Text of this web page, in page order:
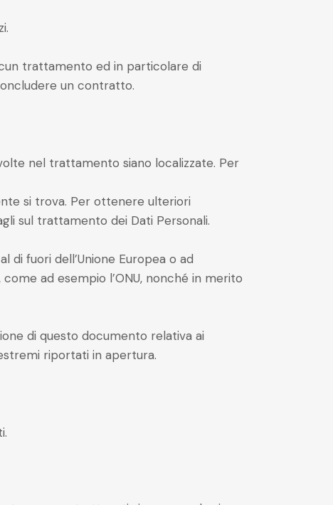
trattamento ed in particolare di
un contratto.
nel trattamento siano localizzate. Per
si trova. Per ottenere ulteriori
sul trattamento dei Dati Personali.
fuori dell’Unione Europea o ad
ad esempio l’ONU, nonché in merito
di questo documento relativa ai
riportati in apertura.